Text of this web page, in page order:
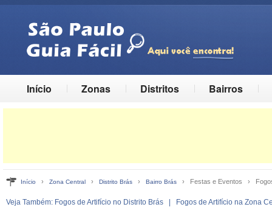
Início Zonas Distritos Bairros
Início › Zona Central › Distrito Brás › Bairro Brás › Festas e Eventos ›
Veja Também: Fogos de Artifício no Distrito Brás Fogos de Artifício na Zona